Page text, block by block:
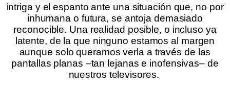
intriga y el espanto ante una situación que, no por
inhumana o futura, se antoja demasiado
reconocible. Una realidad posible, o incluso ya
latente, de la que ninguno estamos al margen
aunque solo queramos verla a través de las
pantallas planas –tan lejanas e inofensivas– de
nuestros televisores.